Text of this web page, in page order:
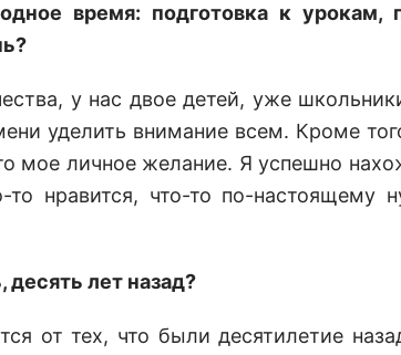
время: подготовка к урокам,
у нас двое детей, уже
уделить внимание всем. Кроме
мое личное желание. Я успешно
нравится, что-то по-настоящему
лет назад?
от тех, что были десятилетие